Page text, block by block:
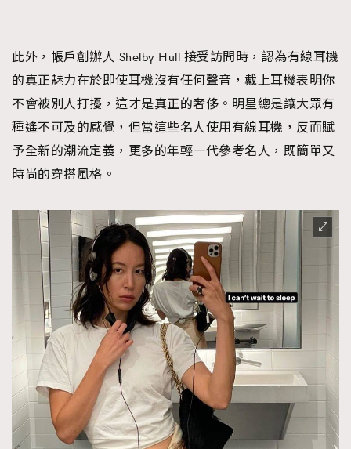
此外，帳戶創辦人 Shelby Hull 接受訪問時，認為有線耳機
的真正魅力在於即使耳機沒有任何聲音，戴上耳機表明你
不會被別人打擾，這才是真正的奢侈。明星總是讓大眾有
種遙不可及的感覺，但當這些名人使用有線耳機，反而賦
予全新的潮流定義，更多的年輕一代參考名人，既簡單又
時尚的穿搭風格。